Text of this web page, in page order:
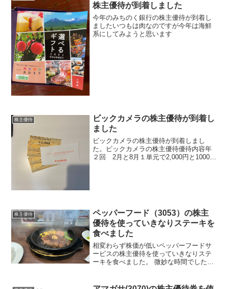
株主優待が到着しました
今年のみちのく銀行の株主優待が到着し
ましたいつもは肉なのですが今年は海鮮
系にしてみようと思います
株主優待
ビックカメラの株主優待が到着し
ました
ビックカメラの株主優待が到着しまし
た。ビックカメラの株主優待優待内容年
２回 2月と8月１単元で2,000円と1000円
株主優待
ペッパーフード（3053）の株主
優待を使っていきなりステーキを
食べました
相変わらず株価が低いペッパーフードサ
ービスの株主優待を使っていきなりステ
ーキを食べました。 微妙な時間でしたら
ました。持っている株はむちゃくちゃ含